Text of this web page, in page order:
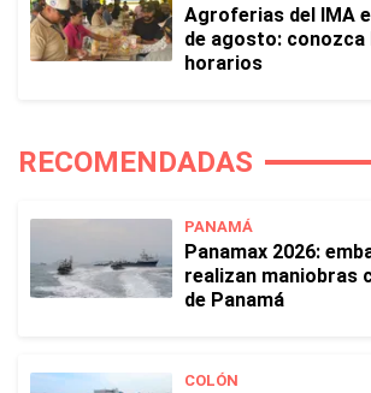
Agroferias del IMA
de agosto: conozca
horarios
RECOMENDADAS
PANAMÁ
Panamax 2026:
realizan maniobras
de Panamá
COLÓN